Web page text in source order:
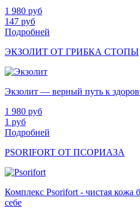
1 980 руб
147 руб
Подробней
ЭКЗОЛИТ ОТ ГРИБКА СТОПЫ
Экзолит — верный путь к
1 980 руб
1 руб
Подробней
PSORIFORT ОТ ПСОРИАЗА
Комплекс Psorifort - чистая кожа
себе